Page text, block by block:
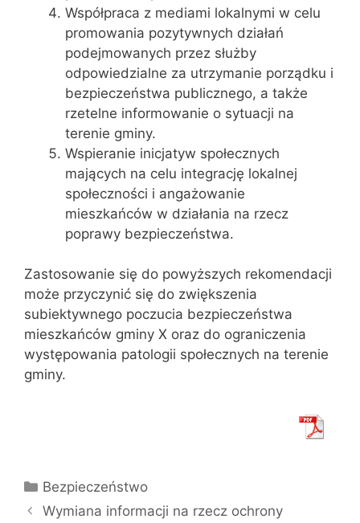
Współpraca z mediami lokalnymi w celu
promowania pozytywnych działań
podejmowanych przez służby
odpowiedzialne za utrzymanie porządku i
bezpieczeństwa publicznego, a także
rzetelne informowanie o sytuacji na
terenie gminy.
Wspieranie inicjatyw społecznych
mających na celu integrację lokalnej
społeczności i angażowanie
mieszkańców w działania na rzecz
poprawy bezpieczeństwa.
Zastosowanie się do powyższych rekomendacji
może przyczynić się do zwiększenia
subiektywnego poczucia bezpieczeństwa
mieszkańców gminy X oraz do ograniczenia
występowania patologii społecznych na terenie
gminy.
Kategorie
Bezpieczeństwo
Wymiana informacji na rzecz ochrony